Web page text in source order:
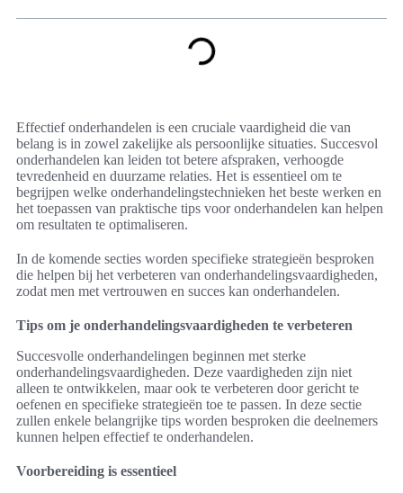
Effectief onderhandelen is een cruciale vaardigheid die van
belang is in zowel zakelijke als persoonlijke situaties. Succesvol
onderhandelen kan leiden tot betere afspraken, verhoogde
tevredenheid en duurzame relaties. Het is essentieel om te
begrijpen welke onderhandelingstechnieken het beste werken en
het toepassen van praktische tips voor onderhandelen kan helpen
om resultaten te optimaliseren.
In de komende secties worden specifieke strategieën besproken
die helpen bij het verbeteren van onderhandelingsvaardigheden,
zodat men met vertrouwen en succes kan onderhandelen.
Tips om je onderhandelingsvaardigheden te verbeteren
Succesvolle onderhandelingen beginnen met sterke
onderhandelingsvaardigheden. Deze vaardigheden zijn niet
alleen te ontwikkelen, maar ook te verbeteren door gericht te
oefenen en specifieke strategieën toe te passen. In deze sectie
zullen enkele belangrijke tips worden besproken die deelnemers
kunnen helpen effectief te onderhandelen.
Voorbereiding is essentieel